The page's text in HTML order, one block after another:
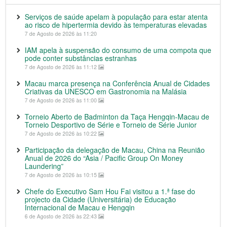
Serviços de saúde apelam à população para estar atenta
ao risco de hipertermia devido às temperaturas elevadas
7 de Agosto de 2026 às 11:20
IAM apela à suspensão do consumo de uma compota que
pode conter substâncias estranhas
7 de Agosto de 2026 às 11:12
Macau marca presença na Conferência Anual de Cidades
Criativas da UNESCO em Gastronomia na Malásia
7 de Agosto de 2026 às 11:00
Torneio Aberto de Badminton da Taça Hengqin-Macau de
Torneio Desportivo de Série e Torneio de Série Junior
7 de Agosto de 2026 às 10:22
Participação da delegação de Macau, China na Reunião
Anual de 2026 do “Asia / Pacific Group On Money
Laundering”
7 de Agosto de 2026 às 10:15
Chefe do Executivo Sam Hou Fai visitou a 1.ª fase do
projecto da Cidade (Universitária) de Educação
Internacional de Macau e Hengqin
6 de Agosto de 2026 às 22:43